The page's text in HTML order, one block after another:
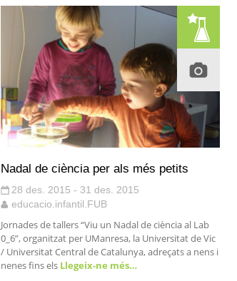
Nadal de ciència per als més petits
28 des. 2015 - 31 des. 2015
educacio.infantil.FUB
Jornades de tallers “Viu un Nadal de ciència al Lab
0_6”, organitzat per UManresa, la Universitat de Vic
/ Universitat Central de Catalunya, adreçats a nens i
nenes fins els Llegeix-ne més…